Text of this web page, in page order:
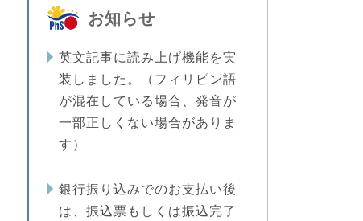
お知らせ
英文記事に読み上げ機能を実
装しました。（フィリピン語
が混在している場合、発音が
一部正しくない場合がありま
す）
銀行振り込みでのお支払い後
は、振込票もしくは振込完了